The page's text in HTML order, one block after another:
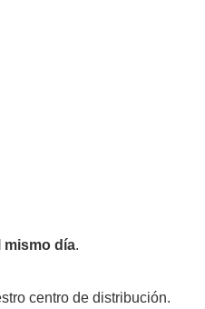
mismo día.
centro de distribución.